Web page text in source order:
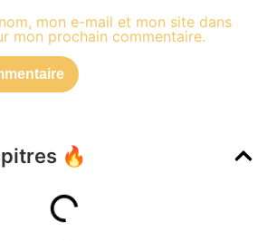
🔥
mon e-mail et mon site dans
mon prochain commentaire.